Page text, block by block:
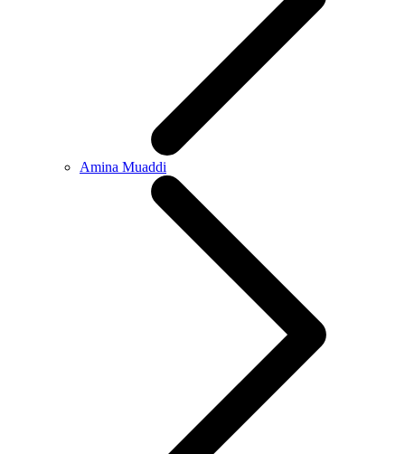
Amina Muaddi